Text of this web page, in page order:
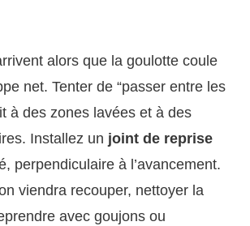
alors que la goulotte coule
net. Tenter de “passer entre les
à des zones lavées et à des
Installez un joint de reprise
perpendiculaire à l’avancement.
viendra recouper, nettoyer la
avec goujons ou